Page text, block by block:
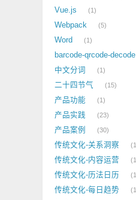
Vue.js 1
Webpack 5
Word 1
barcode-qrcode-decode
中文分词 1
二十四节气 15
产品功能 1
产品实践 23
产品案例 30
传统文化-关系洞察 1
传统文化-内容运营 1
传统文化-历法日历 1
传统文化-每日趋势 1